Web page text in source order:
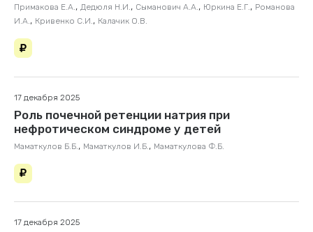
Примакова Е.А., Дедюля Н.И., Сыманович А.А., Юркина Е.Г., Романова
И.А., Кривенко С.И., Калачик О.В.
17 декабря 2025
Роль почечной ретенции натрия при
нефротическом синдроме у детей
Маматкулов Б.Б. , Маматкулов И.Б. , Маматкулова Ф.Б.
17 декабря 2025